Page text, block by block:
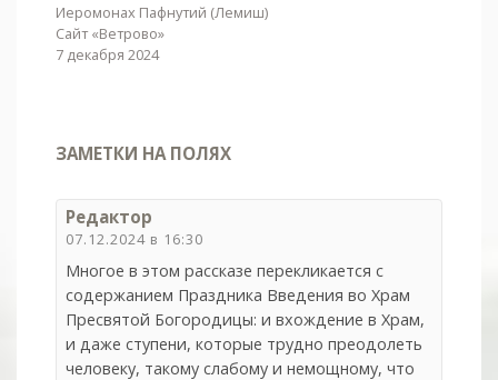
Иеромонах Пафнутий (Лемиш)
Сайт «Ветрово»
7 декабря 2024
ЗАМЕТКИ НА ПОЛЯХ
Редактор
07.12.2024 в 16:30
Многое в этом рассказе перекликается с
содержанием Праздника Введения во Храм
Пресвятой Богородицы: и вхождение в Храм,
и даже ступени, которые трудно преодолеть
человеку, такому слабому и немощному, что